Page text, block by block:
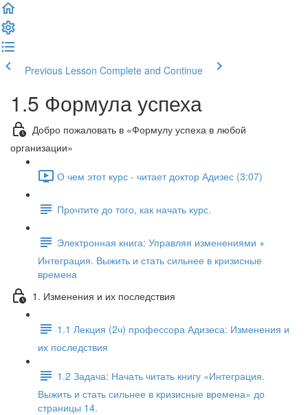
Previous Lesson Complete and Continue
1.5 Формула успеха
Добро пожаловать в «Формулу успеха в любой
организации»
О чем этот курс - читает доктор Адизес (3:07)
Прочтите до того, как начать курс.
Электронная книга: Управляя изменениями +
Интеграция. Выжить и стать сильнее в кризисные
времена
1. Изменения и их последствия
1.1 Лекция (2ч) профессора Адизеса: Изменения и
их последствия
1.2 Задача: Начать читать книгу «Интеграция.
Выжить и стать сильнее в кризисные времена» до
страницы 14.